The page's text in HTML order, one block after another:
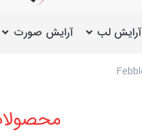
آرایش لب آرایش صورت